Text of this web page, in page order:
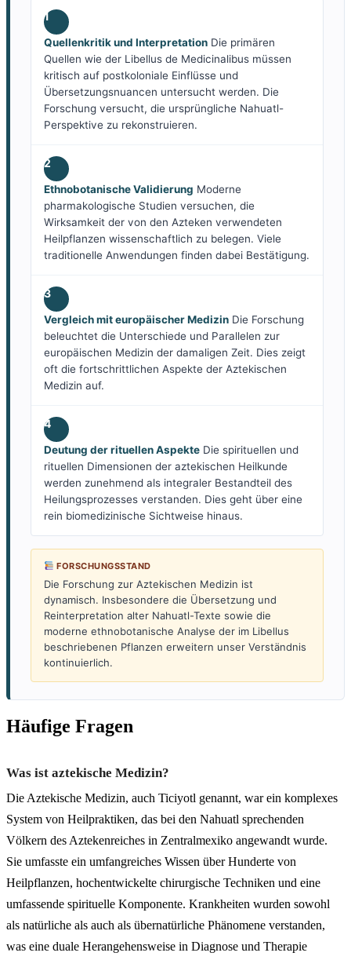
1
Quellenkritik und Interpretation Die primären
Quellen wie der Libellus de Medicinalibus müssen
kritisch auf postkoloniale Einflüsse und
Übersetzungsnuancen untersucht werden. Die
Forschung versucht, die ursprüngliche Nahuatl-
Perspektive zu rekonstruieren.
2
Ethnobotanische Validierung Moderne
pharmakologische Studien versuchen, die
Wirksamkeit der von den Azteken verwendeten
Heilpflanzen wissenschaftlich zu belegen. Viele
traditionelle Anwendungen finden dabei Bestätigung.
3
Vergleich mit europäischer Medizin Die Forschung
beleuchtet die Unterschiede und Parallelen zur
europäischen Medizin der damaligen Zeit. Dies zeigt
oft die fortschrittlichen Aspekte der Aztekischen
Medizin auf.
4
Deutung der rituellen Aspekte Die spirituellen und
rituellen Dimensionen der aztekischen Heilkunde
werden zunehmend als integraler Bestandteil des
Heilungsprozesses verstanden. Dies geht über eine
rein biomedizinische Sichtweise hinaus.
FORSCHUNGSSTAND
Die Forschung zur Aztekischen Medizin ist
dynamisch. Insbesondere die Übersetzung und
Reinterpretation alter Nahuatl-Texte sowie die
moderne ethnobotanische Analyse der im Libellus
beschriebenen Pflanzen erweitern unser Verständnis
kontinuierlich.
Häufige Fragen
Was ist aztekische Medizin?
Die Aztekische Medizin, auch Ticiyotl genannt, war ein komplexes
System von Heilpraktiken, das bei den Nahuatl sprechenden
Völkern des Aztekenreiches in Zentralmexiko angewandt wurde.
Sie umfasste ein umfangreiches Wissen über Hunderte von
Heilpflanzen, hochentwickelte chirurgische Techniken und eine
umfassende spirituelle Komponente. Krankheiten wurden sowohl
als natürliche als auch als übernatürliche Phänomene verstanden,
was eine duale Herangehensweise in Diagnose und Therapie